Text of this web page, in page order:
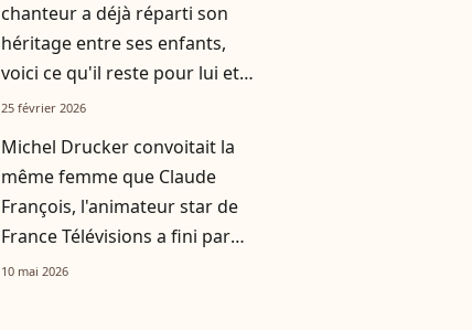
chanteur a déjà réparti son
héritage entre ses enfants,
voici ce qu'il reste pour lui et
Murielle, sa femme de 45 ans
25 février 2026
Michel Drucker convoitait la
même femme que Claude
François, l'animateur star de
France Télévisions a fini par
l'épouser
10 mai 2026